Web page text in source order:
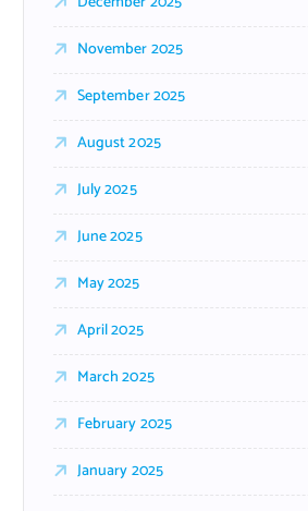
November 2025
September 2025
August 2025
July 2025
June 2025
May 2025
April 2025
March 2025
February 2025
January 2025